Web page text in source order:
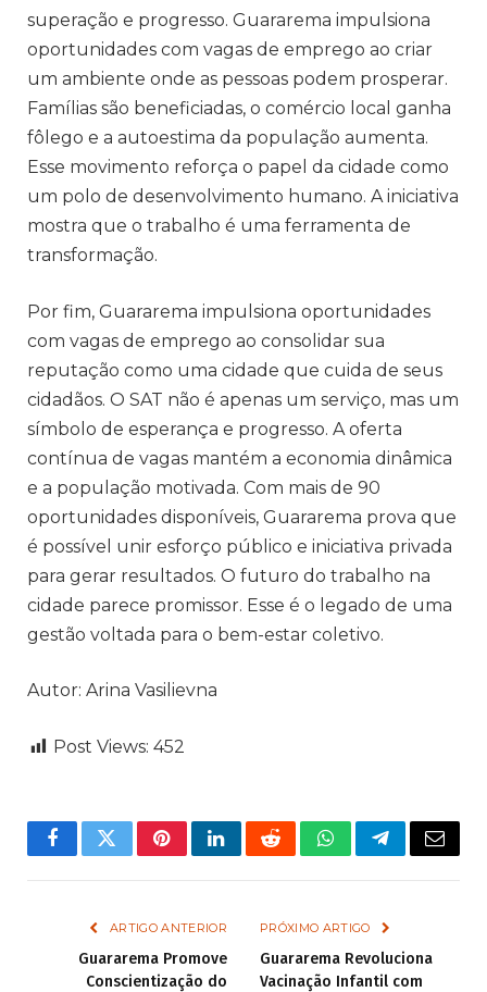
superação e progresso. Guararema impulsiona
oportunidades com vagas de emprego ao criar
um ambiente onde as pessoas podem prosperar.
Famílias são beneficiadas, o comércio local ganha
fôlego e a autoestima da população aumenta.
Esse movimento reforça o papel da cidade como
um polo de desenvolvimento humano. A iniciativa
mostra que o trabalho é uma ferramenta de
transformação.
Por fim, Guararema impulsiona oportunidades
com vagas de emprego ao consolidar sua
reputação como uma cidade que cuida de seus
cidadãos. O SAT não é apenas um serviço, mas um
símbolo de esperança e progresso. A oferta
contínua de vagas mantém a economia dinâmica
e a população motivada. Com mais de 90
oportunidades disponíveis, Guararema prova que
é possível unir esforço público e iniciativa privada
para gerar resultados. O futuro do trabalho na
cidade parece promissor. Esse é o legado de uma
gestão voltada para o bem-estar coletivo.
Autor: Arina Vasilievna
Post Views: 452
FacebookTwitterPinterestLinkedInRedditWhatsAppTelegramEmail
ARTIGO ANTERIOR
Guararema Promove
Conscientização do
PRÓXIMO ARTIGO
Guararema Revoluciona
Vacinação Infantil com